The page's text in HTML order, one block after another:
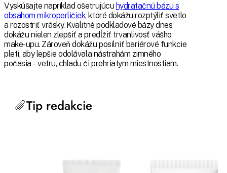
Vyskúšajte napríklad ošetrujúcu hydratačnú bázu s
obsahom mikroperličiek, ktoré dokážu rozptýliť svetlo
a rozostriť vrásky. Kvalitné podkladové bázy dnes
dokážu nielen zlepšiť a predĺžiť trvanlivosť vášho
make-upu. Zároveň dokážu posilniť bariérové funkcie
pleti, aby lepšie odolávala nástrahám zimného
počasia - vetru, chladu či prehriatym miestnostiam.
Tip redakcie